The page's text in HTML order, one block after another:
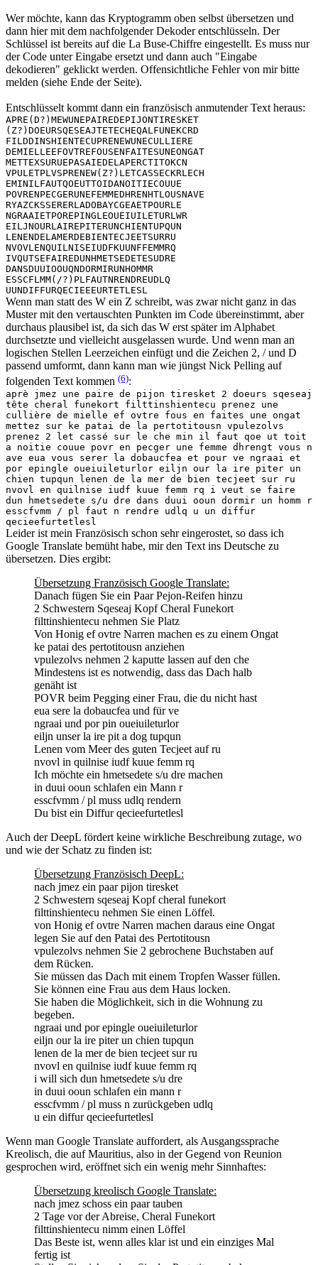
Wer möchte, kann das Kryptogramm oben selbst übersetzen und
dann hier mit dem nachfolgender Dekoder entschlüsseln. Der
Schlüssel ist bereits auf die La Buse-Chiffre eingestellt. Es muss nur
der Code unter Eingabe ersetzt und dann auch "Eingabe
dekodieren" geklickt werden. Offensichtliche Fehler von mir bitte
melden (siehe Ende der Seite).
Entschlüsselt kommt dann ein französisch anmutender Text heraus:
APRE(D?)MEWUNEPAIREDEPIJONTIRESKET
(Z?)DOEURSQESEAJTETECHEQALFUNEKCRD
FILDDINSHIENTECUPRENEWUNECULLIERE
DEMIELLEEFOVTREFOUSENFAITESUNEONGAT
METTEXSURUEPASAIEDELAPERCTITOKCN
VPULETPLVSPRENEW(Z?)LETCASSECKRLECH
EMINILFAUTQOEUTTOIDANOITIECOUUE
POVRENPECGERUNEFEMMEDHRENHTLOUSNAVE
RYAZCKSSERERLADOBAYCGEAETPOURLE
NGRAAIETPOREPINGLEOUEIUILETURLWR
EILJNOURLAIREPITERUNCHIENTUPQUN
LENENDELAMERDEBIENTECJEETSURRU
NVOVLENQUILNISEIUDFKUUNFFEMMRQ
IVQUTSEFAIREDUNHMETSEDETESUDRE
DANSDUUIOOUQNDORMIRUNHOMMR
ESSCFLMM(/?)PLFAUTNRENDREUDLQ
UUNDIFFURQECIEEEURTETLESL
Wenn man statt des W ein Z schreibt, was zwar nicht ganz in das
Muster mit den vertauschten Punkten im Code übereinstimmt, aber
durchaus plausibel ist, da sich das W erst später im Alphabet
durchsetzte und vielleicht ausgelassen wurde. Und wenn man an
logischen Stellen Leerzeichen einfügt und die Zeichen 2, / und D
passend umformt, dann kann man wie jüngst Nick Pelling auf
folgenden Text kommen (6):
aprè jmez une paire de pijon tiresket 2 doeurs sqeseaj
tête cheral funekort filttinshientecu prenez une
cullière de mielle ef ovtre fous en faites une ongat
mettez sur ke patai de la pertotitousn vpulezolvs
prenez 2 let cassé sur le che min il faut qoe ut toit
a noitie couue povr en pecger une femme dhrengt vous n
ave eua vous serer la dobaucfea et pour ve ngraai et
por epingle oueiuileturlor eiljn our la ire piter un
chien tupqun lenen de la mer de bien tecjeet sur ru
nvovl en quilnise iudf kuue femm rq i veut se faire
dun hmetsedete s/u dre dans duui ooun dormir un homm r
esscfvmm / pl faut n rendre udlq u un diffur
qecieefurtetlesl
Leider ist mein Französisch schon sehr eingerostet, so dass ich
Google Translate bemüht habe, mir den Text ins Deutsche zu
übersetzen. Dies ergibt:
Übersetzung Französisch Google Translate:
Danach fügen Sie ein Paar Pejon-Reifen hinzu
2 Schwestern Sqeseaj Kopf Cheral Funekort
filttinshientecu nehmen Sie Platz
Von Honig ef ovtre Narren machen es zu einem Ongat
ke patai des pertotitousn anziehen
vpulezolvs nehmen 2 kaputte lassen auf den che
Mindestens ist es notwendig, dass das Dach halb
genäht ist
POVR beim Pegging einer Frau, die du nicht hast
eua sere la dobaucfea und für ve
ngraai und por pin oueiuileturlor
eiljn unser la ire pit a dog tupqun
Lenen vom Meer des guten Tecjeet auf ru
nvovl in quilnise iudf kuue femm rq
Ich möchte ein hmetsedete s/u dre machen
in duui ooun schlafen ein Mann r
esscfvmm / pl muss udlq rendern
Du bist ein Diffur qecieefurtetlesl
Auch der DeepL fördert keine wirkliche Beschreibung zutage, wo
und wie der Schatz zu finden ist:
Übersetzung Französisch DeepL:
nach jmez ein paar pijon tiresket
2 Schwestern sqeseaj Kopf cheral funekort
filttinshientecu nehmen Sie einen Löffel.
von Honig ef ovtre Narren machen daraus eine Ongat
legen Sie auf den Patai des Pertotitousn
vpulezolvs nehmen Sie 2 gebrochene Buchstaben auf
dem Rücken.
Sie müssen das Dach mit einem Tropfen Wasser füllen.
Sie können eine Frau aus dem Haus locken.
Sie haben die Möglichkeit, sich in die Wohnung zu
begeben.
ngraai und por epingle oueiuileturlor
eiljn our la ire piter un chien tupqun
lenen de la mer de bien tecjeet sur ru
nvovl en quilnise iudf kuue femm rq
i will sich dun hmetsedete s/u dre
in duui ooun schlafen ein mann r
esscfvmm / pl muss n zurückgeben udlq
u ein diffur qecieefurtetlesl
Wenn man Google Translate auffordert, als Ausgangssprache
Kreolisch, die auf Mauritius, also in der Gegend von Reunion
gesprochen wird, eröffnet sich ein wenig mehr Sinnhaftes:
Übersetzung kreolisch Google Translate:
nach jmez schoss ein paar tauben
2 Tage vor der Abreise, Cheral Funekort
filttinshientecu nimm einen Löffel
Das Beste ist, wenn alles klar ist und ein einziges Mal
fertig ist